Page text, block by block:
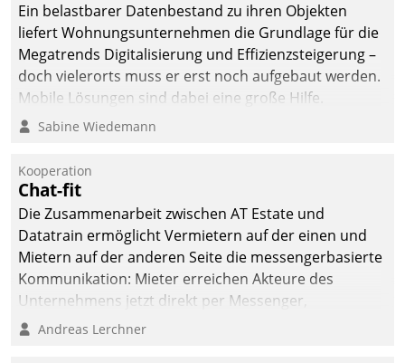
Ein belastbarer Datenbestand zu ihren Objekten
liefert Wohnungsunternehmen die Grundlage für die
Megatrends Digitalisierung und Effizienzsteigerung –
doch vielerorts muss er erst noch aufgebaut werden.
Mobile Lösungen sind dabei eine große Hilfe.
Sabine Wiedemann
Kooperation
Chat-fit
Die Zusammenarbeit zwischen AT Estate und
Datatrain ermöglicht Vermietern auf der einen und
Mietern auf der anderen Seite die messengerbasierte
Kommunikation: Mieter erreichen Akteure des
Unternehmens jetzt direkt per Messenger,
Mitarbeiter oder Dienstleister empfangen oder
Andreas Lerchner